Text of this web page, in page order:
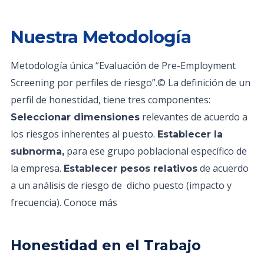
Nuestra Metodología
Metodología única “Evaluación de Pre-Employment
Screening por perfiles de riesgo”.© La definición de un
perfil de honestidad, tiene tres componentes:
Seleccionar dimensiones relevantes de acuerdo a
los riesgos inherentes al puesto. Establecer la
subnorma, para ese grupo poblacional específico de
la empresa. Establecer pesos relativos de acuerdo
a un análisis de riesgo de dicho puesto (impacto y
frecuencia). Conoce más
Honestidad en el Trabajo